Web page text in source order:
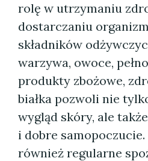
rolę w utrzymaniu
dostarczaniu
składników
warzywa, owoce,
produkty zbożowe,
białka pozwoli nie
wygląd skóry, ale
i dobre
również regularne